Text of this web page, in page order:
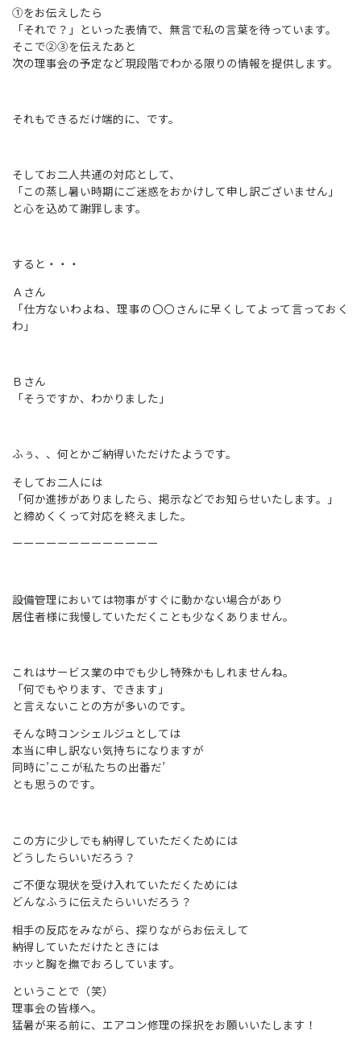
①をお伝えしたら
「それで？」といった表情で、無言で私の言葉を待っています。
そこで②③を伝えたあと
次の理事会の予定など現段階でわかる限りの情報を提供します。
それもできるだけ端的に、です。
そしてお二人共通の対応として、
「この蒸し暑い時期にご迷惑をおかけして申し訳ございません」
と心を込めて謝罪します。
すると・・・
Ａさん
「仕方ないわよね、理事の〇〇さんに早くしてよって言っておく
わ」
Ｂさん
「そうですか、わかりました」
ふぅ、、何とかご納得いただけたようです。
そしてお二人には
「何か進捗がありましたら、掲示などでお知らせいたします。」
と締めくくって対応を終えました。
ーーーーーーーーーーーーー
設備管理においては物事がすぐに動かない場合があり
居住者様に我慢していただくことも少なくありません。
これはサービス業の中でも少し特殊かもしれませんね。
「何でもやります、できます」
と言えないことの方が多いのです。
そんな時コンシェルジュとしては
本当に申し訳ない気持ちになりますが
同時に’ここが私たちの出番だ’
とも思うのです。
この方に少しでも納得していただくためには
どうしたらいいだろう？
ご不便な現状を受け入れていただくためには
どんなふうに伝えたらいいだろう？
相手の反応をみながら、探りながらお伝えして
納得していただけたときには
ホッと胸を撫でおろしています。
ということで（笑）
理事会の皆様へ。
猛暑が来る前に、エアコン修理の採択をお願いいたします！